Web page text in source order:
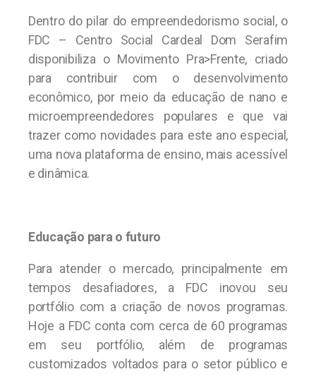
Dentro do pilar do empreendedorismo social, o
FDC – Centro Social Cardeal Dom Serafim
disponibiliza o Movimento Pra>Frente, criado
para contribuir com o desenvolvimento
econômico, por meio da educação de nano e
microempreendedores populares e que vai
trazer como novidades para este ano especial,
uma nova plataforma de ensino, mais acessível
e dinâmica.
Educação para o futuro
Para atender o mercado, principalmente em
tempos desafiadores, a FDC inovou seu
portfólio com a criação de novos programas.
Hoje a FDC conta com cerca de 60 programas
em seu portfólio, além de programas
customizados voltados para o setor público e